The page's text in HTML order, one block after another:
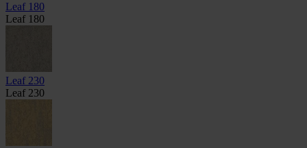
Leaf 180
Leaf 180
Leaf 230
Leaf 230